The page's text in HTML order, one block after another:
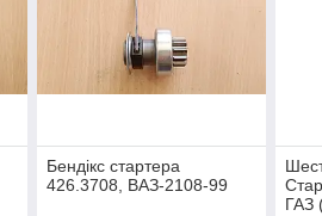
Бендікс стартера
426.3708, ВАЗ-2108-99
ГАЗ